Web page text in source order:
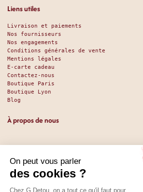
Liens utiles
Livraison et paiements
Nos fournisseurs
Nos engagements
Conditions générales de vente
Mentions légales
E-carte cadeau
Contactez-nous
Boutique Paris
Boutique Lyon
Blog
À propos de nous
Depuis 1951, nous accueillons les
en leur promettant des produits de
prix. Que vous soyez des pros ou des
cherchiez du sucré ou du salé, nous
qu’il vous faut. Et même des choses que